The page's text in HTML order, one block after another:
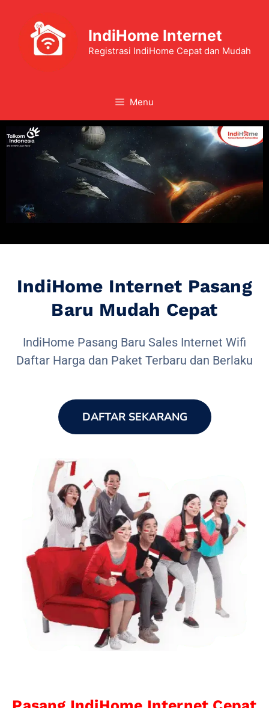
IndiHome Internet
Registrasi IndiHome Cepat dan Mudah
Menu
IndiHome Internet Pasang
Baru Mudah Cepat
IndiHome Pasang Baru Sales Internet Wifi
Daftar Harga dan Paket Terbaru dan Berlaku
DAFTAR SEKARANG